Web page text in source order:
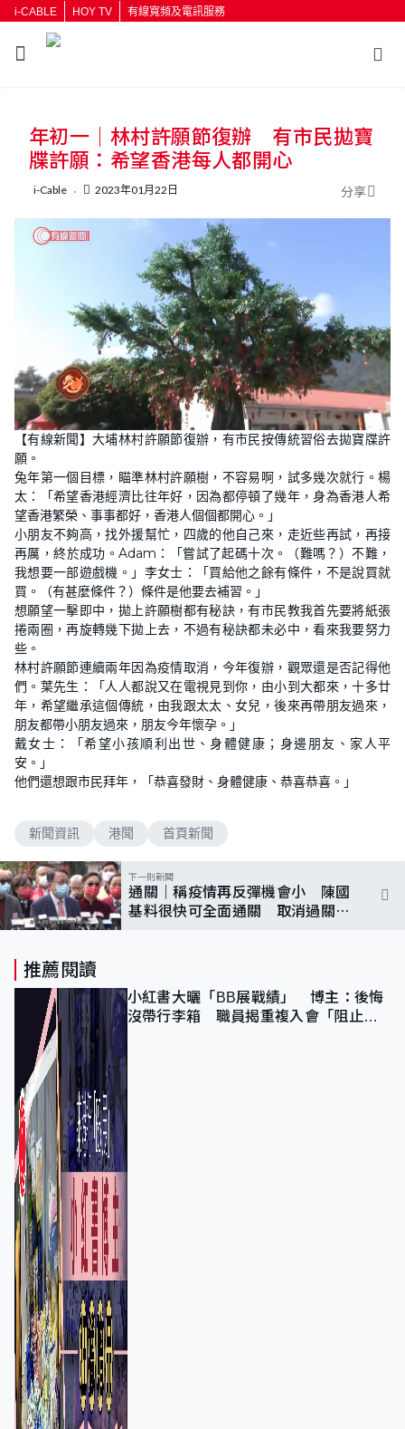
i-CABLE HOY TV 有線寬頻及電訊服務
按輸入鍵開始搜尋
年初一｜林村許願節復辦 有市民拋寶
牒許願：希望香港每人都開心
i-Cable 2023年01月22日 分享
n
m
e
o
a
d
:
3
8
.
7
0
%
【有線新聞】大埔林村許願節復辦，有市民按傳統習俗去拋寶牒許
願。
兔年第一個目標，瞄準林村許願樹，不容易啊，試多幾次就行。楊
太：「希望香港經濟比往年好，因為都停頓了幾年，身為香港人希
望香港繁榮、事事都好，香港人個個都開心。」
小朋友不夠高，找外援幫忙，四歲的他自己來，走近些再試，再接
再厲，終於成功。Adam：「嘗試了起碼十次。（難嗎？）不難，
我想要一部遊戲機。」李女士：「買給他之餘有條件，不是說買就
買。（有甚麼條件？）條件是他要去補習。」
想願望一擊即中，拋上許願樹都有秘訣，有市民教我首先要將紙張
捲兩圈，再旋轉幾下拋上去，不過有秘訣都未必中，看來我要努力
些。
林村許願節連續兩年因為疫情取消，今年復辦，觀眾還是否記得他
們。葉先生：「人人都說又在電視見到你，由小到大都來，十多廿
年，希望繼承這個傳統，由我跟太太、女兒，後來再帶朋友過來，
朋友都帶小朋友過來，朋友今年懷孕。」
戴女士：「希望小孩順利出世、身體健康；身邊朋友、家人平
安。」
他們還想跟市民拜年，「恭喜發財、身體健康、恭喜恭喜。」
新聞資訊 港聞 首頁新聞
下一則新聞
通關｜稱疫情再反彈機會小 陳國
基料很快可全面通關 取消過關前
推薦閱讀
小紅書大曬「BB展戰績」 博主：後悔
沒帶行李箱 職員揭重複入會「阻止唔